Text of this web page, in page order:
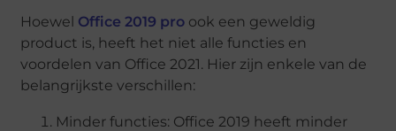
Hoewel Office 2019 pro ook een geweldig
product is, heeft het niet alle functies en
voordelen van Office 2021. Hier zijn enkele van de
belangrijkste verschillen:
Minder functies: Office 2019 heeft minder